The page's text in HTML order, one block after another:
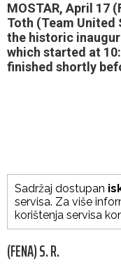
MOSTAR, April 17
Toth (Team
the historic
which started at
finished shortly
Sadržaj dostupan
servisa. Za više
korištenja servisa
(FENA) S. R.